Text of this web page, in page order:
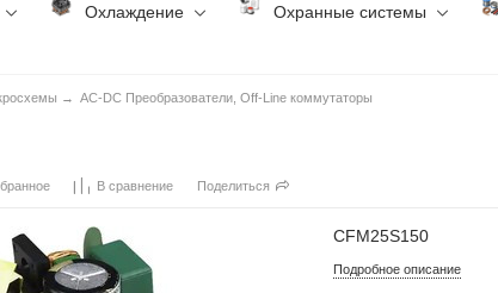
Охлаждение Охранные системы
→ AC-DC Преобразователи, Off-Line коммутаторы
В сравнение Поделиться
CFM25S150
Подробное описание